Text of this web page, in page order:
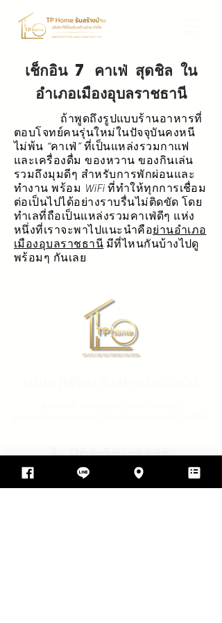
เช็กอิน 7 คาเฟ่ สุดชิล ใน
อำเภอเมืองอุบลราชธานี
ถ้าพูดถึงรูปแบบร้านอาหารที่
ตอบโจทย์คนรุ่นใหม่ในปัจจุบันคงหนี
ไม่พ้น “คาเฟ่” ที่เป็นแหล่งรวมกาแฟ
และเครื่องดื่ม ของหวาน ของกินเล่น
รวมถึงมุมดีๆ สำหรับการพักผ่อนและ
ทำงาน พร้อม WiFi ที่ทำให้ทุกการเชื่อม
ต่อเป็นไปได้อย่างราบรื่นไม่ติดขัด โดย
ทำเลที่ถือเป็นแหล่งรวมคาเฟ่ดีๆ แห่ง
หนึ่งที่เราจะพาไปแนะนำคือย่านอำเภอ
เมืองอุบลราชธานี มีที่ไหนกันบ้างไปดู
พร้อมๆ กันเลย
064-597-9498
ADD LINE